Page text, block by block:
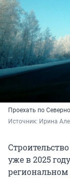
Проехать по
Источник: Ирина
уже в 2025